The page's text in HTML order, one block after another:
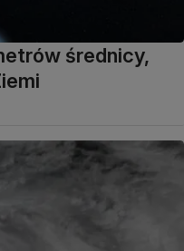
średnicy,